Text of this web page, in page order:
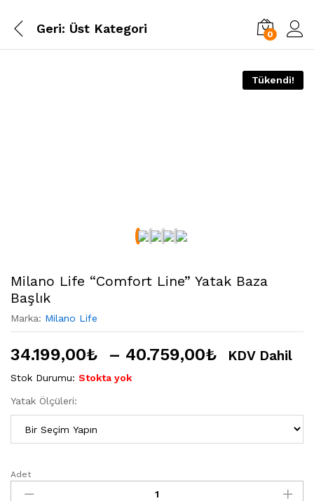
Geri: Üst Kategori 0
Tükendi!
Milano Life “Comfort Line” Yatak Baza
Başlık
Marka: Milano Life
34.199,00₺ – 40.759,00₺ KDV Dahil
Stok Durumu: Stokta yok
Yatak Ölçüleri:
Milano
Life
Adet